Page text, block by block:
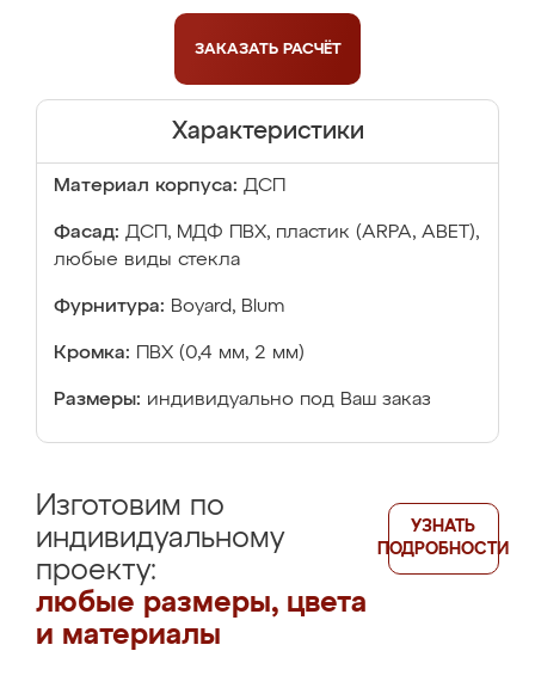
ЗАКАЗАТЬ РАСЧЁТ
Характеристики
Материал корпуса: ДСП
Фасад: ДСП, МДФ ПВХ, пластик (ARPA, ABET),
любые виды стекла
Фурнитура: Boyard, Blum
Кромка: ПВХ (0,4 мм, 2 мм)
Размеры: индивидуально под Ваш заказ
Изготовим по
индивидуальному
проекту:
любые размеры, цвета
и материалы
УЗНАТЬ
ПОДРОБНОСТИ